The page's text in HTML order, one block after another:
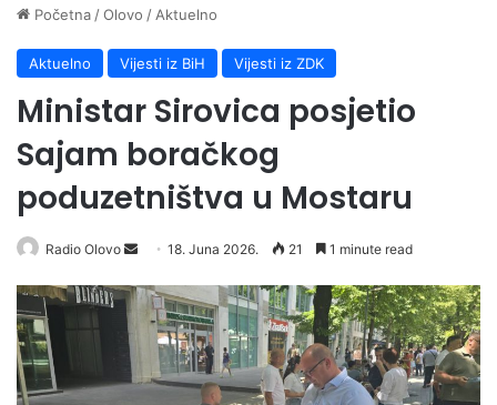
Početna /Olovo / Aktuelno
Aktuelno Vijesti iz BiH Vijesti iz ZDK
Ministar Sirovica posjetio
Sajam boračkog
poduzetništva u Mostaru
Radio Olovo
n
n
18. Juna 2026. 21 1 minute read